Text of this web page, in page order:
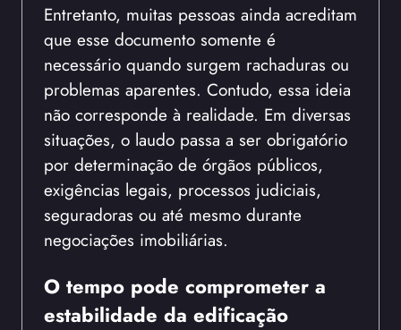
Entretanto, muitas pessoas ainda acreditam
que esse documento somente é
necessário quando surgem rachaduras ou
problemas aparentes. Contudo, essa ideia
não corresponde à realidade. Em diversas
situações, o laudo passa a ser obrigatório
por determinação de órgãos públicos,
exigências legais, processos judiciais,
seguradoras ou até mesmo durante
negociações imobiliárias.
O tempo pode comprometer a
estabilidade da edificação